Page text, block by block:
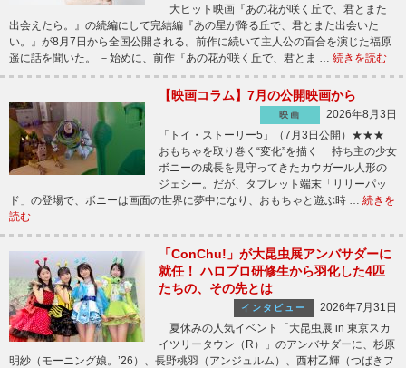
大ヒット映画『あの花が咲く丘で、君とまた
出会えたら。』の続編にして完結編『あの星が降る丘で、君とまた出会いた
い。』が8月7日から全国公開される。前作に続いて主人公の百合を演じた福原
遥に話を聞いた。 －始めに、前作『あの花が咲く丘で、君とま … 続きを読む
【映画コラム】7月の公開映画から
映画
2026年8月3日
「トイ・ストーリー5」（7月3日公開）★★★
おもちゃを取り巻く“変化”を描く 持ち主の少女
ボニーの成長を見守ってきたカウガール人形の
ジェシー。だが、タブレット端末「リリーパッ
ド」の登場で、ボニーは画面の世界に夢中になり、おもちゃと遊ぶ時 … 続きを
読む
「ConChu!」が大昆虫展アンバサダーに
就任！ ハロプロ研修生から羽化した4匹
たちの、その先とは
インタビュー
2026年7月31日
夏休みの人気イベント「大昆虫展 in 東京スカ
イツリータウン（R）」のアンバサダーに、杉原
明紗（モーニング娘。’26）、長野桃羽（アンジュルム）、西村乙輝（つばきフ